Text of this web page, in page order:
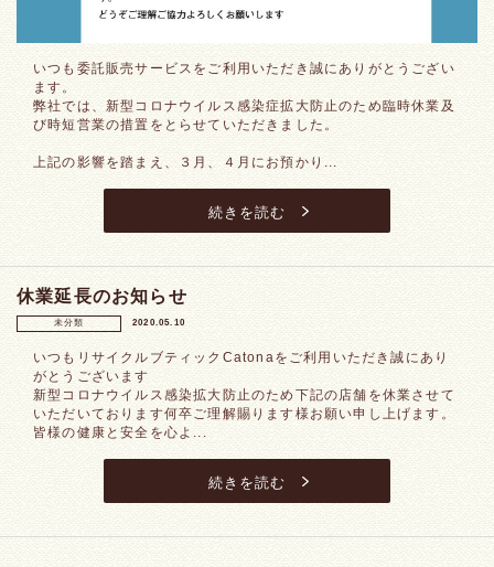
いつも委託販売サービスをご利用いただき誠にありがとうござい
ます。
弊社では、新型コロナウイルス感染症拡大防止のため臨時休業及
び時短営業の措置をとらせていただきました。
上記の影響を踏まえ、３月、４月にお預かり...
続きを読む
休業延長のお知らせ
未分類 2020.05.10
いつもリサイクルブティックCatonaをご利用いただき誠にあり
がとうございます
新型コロナウイルス感染拡大防止のため下記の店舗を休業させて
いただいております何卒ご理解賜ります様お願い申し上げます。
皆様の健康と安全を心よ...
続きを読む